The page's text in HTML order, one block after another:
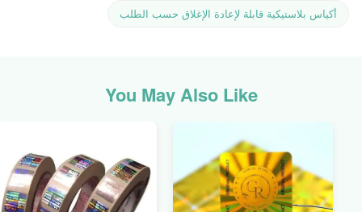
أكياس بلاستيكية قابلة لإعادة الإغلاق حسب الطلب
You May Also Like